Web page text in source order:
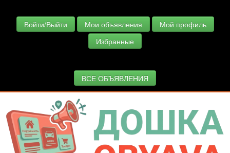
Войти/Выйти Мои объявления
Мой профиль
Избранные
ВСЕ ОБЪЯВЛЕНИЯ